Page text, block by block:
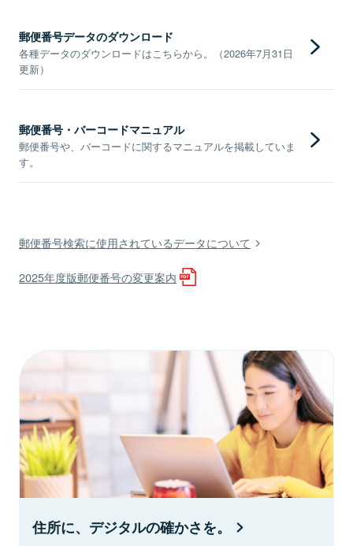
郵便番号データのダウンロード
各種データのダウンロードはこちらから。（2026年7月31日
更新）
郵便番号・バーコードマニュアル
郵便番号や、バーコードに関するマニュアルを掲載していま
す。
郵便番号検索に使用されているデータについて
2025年度版郵便番号の変更案内
住所に、デジタルの確かさを。